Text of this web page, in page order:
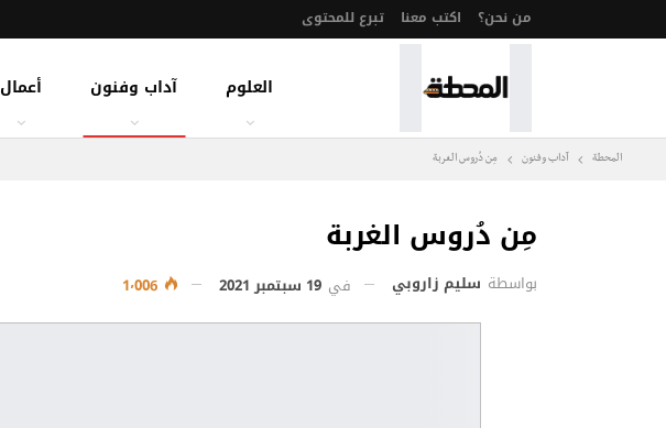
من نحن؟ اكتب معنا تبرع للمحتوى
العلوم آداب وفنون أعمال
المحطة آداب وفنون مِن دُروس الغربة
مِن دُروس الغربة
بواسطة سليم زاروبي في 19 سبتمبر 2021